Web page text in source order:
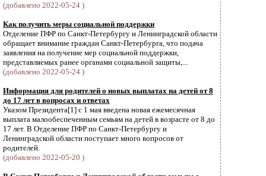
(добавлено 2022-05-24 )
Как получить меры социальной поддержки
Отделение ПФР по Санкт-Петербургу и Ленинградской области
обращает внимание граждан Санкт-Петербурга, что подача
заявления на получение мер социальной поддержки,
представляемых ранее органами социальной защиты,...
(добавлено 2022-05-24 )
Информация для родителей о новых выплатах на детей от 8
до 17 лет в вопросах и ответах
Указом Президента[1] с 1 мая введена новая ежемесячная
выплата малообеспеченным семьям на детей в возрасте от 8 до
17 лет. В Отделение ПФР по Санкт-Петербургу и
Ленинградской области поступает много вопросов от
родителей.
(добавлено 2022-05-20 )